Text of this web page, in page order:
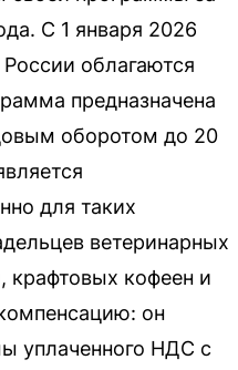
С 1 января 2026
России облагаются
предназначена
оборотом до 20
для таких
ветеринарных
крафтовых кофеен и
он
уплаченного НДС с